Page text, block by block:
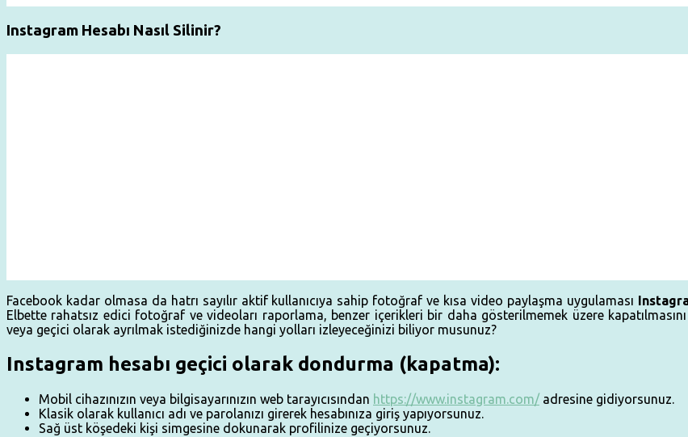
Instagram Hesabı Nasıl Silinir?
Facebook kadar olmasa da hatrı sayılır aktif kullanıcıya sahip fotoğraf ve kısa video paylaşma uygulaması
Elbette rahatsız edici fotoğraf ve videoları raporlama, benzer içerikleri bir daha gösterilmemek üzere kapatılmasını
veya geçici olarak ayrılmak istediğinizde hangi yolları izleyeceğinizi biliyor musunuz?
Instagram hesabı geçici olarak dondurma (kapatma):
Mobil cihazınızın veya bilgisayarınızın web tarayıcısından https://www.instagram.com/ adresine gidiyorsunuz.
Klasik olarak kullanıcı adı ve parolanızı girerek hesabınıza giriş yapıyorsunuz.
Sağ üst köşedeki kişi simgesine dokunarak profilinize geçiyorsunuz.